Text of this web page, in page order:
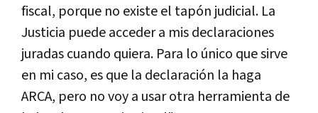
fiscal, porque no existe el tapón judicial. La
Justicia puede acceder a mis declaraciones
juradas cuando quiera. Para lo único que sirve
en mi caso, es que la declaración la haga
ARCA, pero no voy a usar otra herramienta de